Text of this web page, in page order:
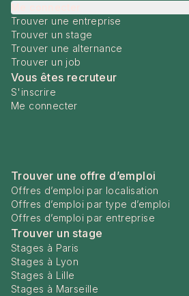
Trouver une entreprise
Trouver un stage
Trouver une alternance
Trouver un job
Vous êtes recruteur
S'inscrire
Me connecter
Trouver une offre d’emploi
Offres d’emploi par localisation
Offres d’emploi par type d’emploi
Offres d’emploi par entreprise
Trouver un stage
Stages à Paris
Stages à Lyon
Stages à Lille
Stages à Marseille